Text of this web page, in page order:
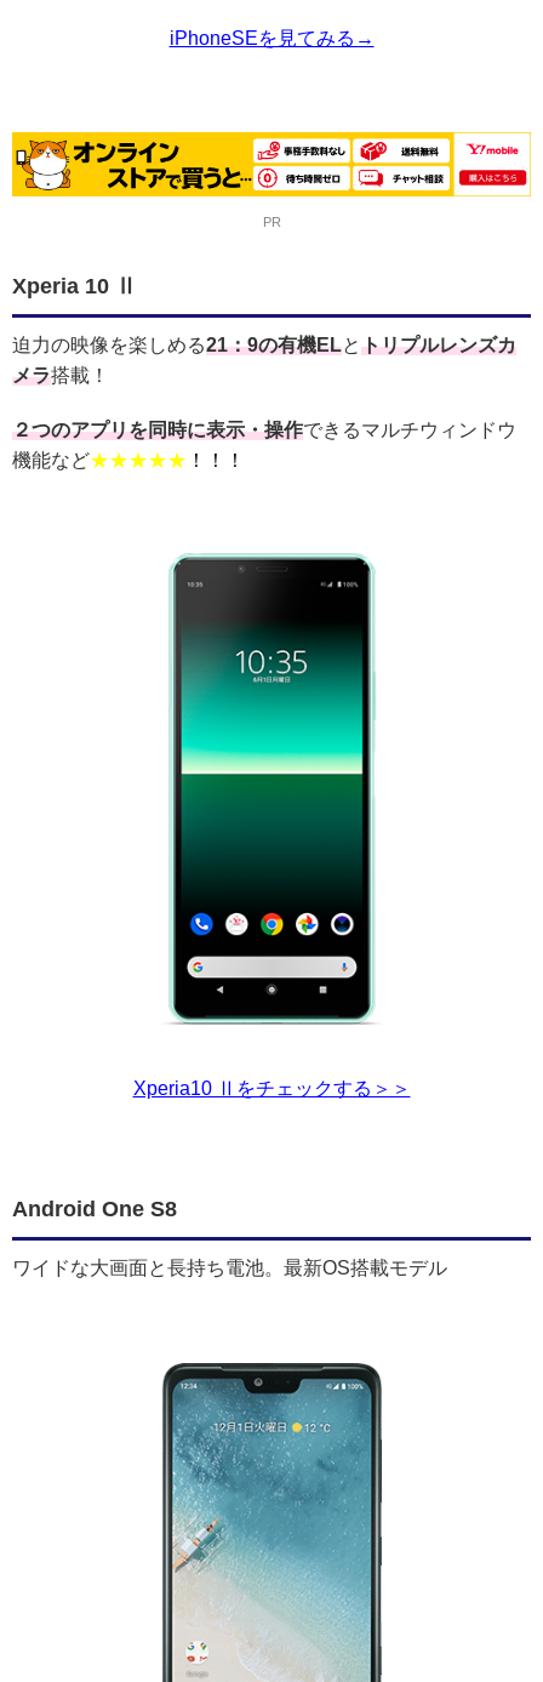
iPhoneSEを見てみる→
PR
Xperia 10 Ⅱ
迫力の映像を楽しめる21：9の有機ELとトリプルレンズカ
メラ搭載！
２つのアプリを同時に表示・操作できるマルチウィンドウ
機能など★★★★★ ！！！
Xperia10 Ⅱをチェックする＞＞
Android One S8
ワイドな大画面と長持ち電池。最新OS搭載モデル